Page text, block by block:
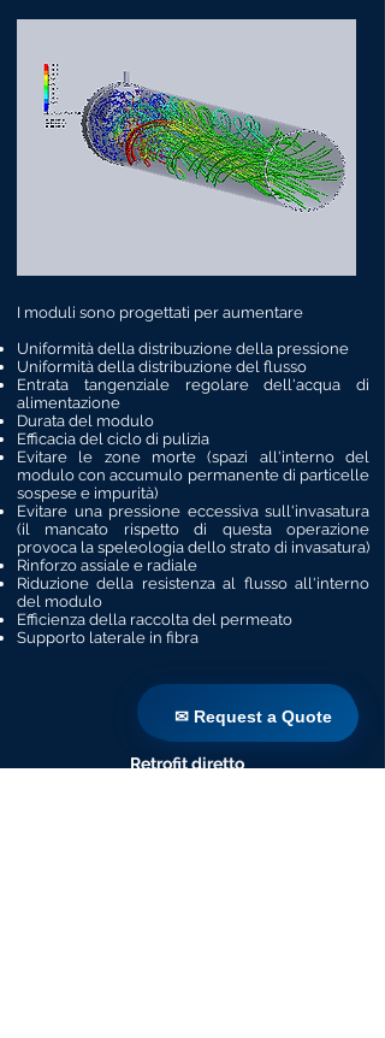
I moduli sono progettati per aumentare
Uniformità della distribuzione della pressione
Uniformità della distribuzione del flusso
Entrata tangenziale regolare dell'acqua di
alimentazione
Durata del modulo
Efficacia del ciclo di pulizia
Evitare le zone morte (spazi all'interno del
modulo con accumulo permanente di particelle
sospese e impurità)
Evitare una pressione eccessiva sull'invasatura
(il mancato rispetto di questa operazione
provoca la speleologia dello strato di invasatura)
Rinforzo assiale e radiale
Riduzione della resistenza al flusso all'interno
del modulo
Efficienza della raccolta del permeato
Supporto laterale in fibra
Prodotti
Retrofit diretto
✉ Request a Quote
✉ Request a Quote